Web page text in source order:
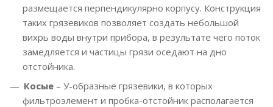
размещается перпендикулярно корпусу. Конструкция
таких грязевиков позволяет создать небольшой
вихрь воды внутри прибора, в результате чего поток
замедляется и частицы грязи оседают на дно
отстойника.
Косые – У-образные грязевики, в которых
фильтроэлемент и пробка-отстойник располагается